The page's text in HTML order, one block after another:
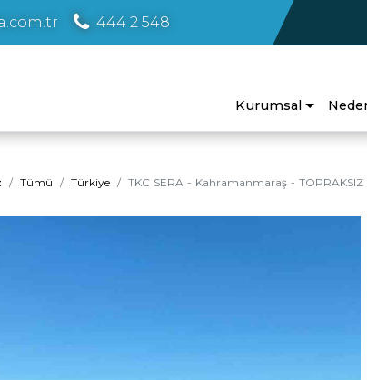
Kurumsal
444 2 548
Tümü Türkiye TKC SERA - Kahramanmaraş - TOPRAKSIZ